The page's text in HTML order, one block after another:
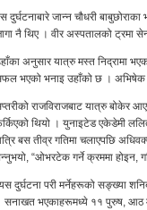
दुर्घटनाबारे जान्न चौधरी
नै थिए । वीर अस्पतालको ट्रमा
अनुसार यात्रु मस्त निद्रामा
भएको भनाइ उहाँको छ । अभिषेक
राजविराजबाट यात्रु बोकेर
थियो । युनाइटेड एकेडेमी
बस तीव्र गतिमा चलाएपछि
“ओभरटेक गर्ने क्रममा होइन,
दुर्घटना परी मर्नेहरूको सङ्ख्या
सनाखत भएकाहरूमध्ये ११ पुरुष, आठ